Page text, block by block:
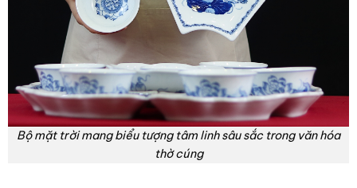
Bộ mặt trời mang biểu tượng tâm linh sâu sắc trong văn hóa
thờ cúng